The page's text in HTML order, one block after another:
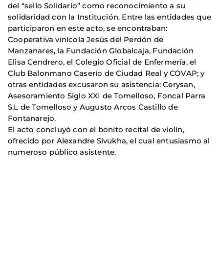
del “sello Solidario” como reconocimiento a su
solidaridad con la Institución. Entre las entidades que
participaron en este acto, se encontraban:
Cooperativa vinícola Jesús del Perdón de
Manzanares, la Fundación Globalcaja, Fundación
Elisa Cendrero, el Colegio Oficial de Enfermería, el
Club Balonmano Caserío de Ciudad Real y COVAP; y
otras entidades excusaron su asistencia: Cerysan,
Asesoramiento Siglo XXI de Tomelloso, Foncal Parra
S.L de Tomelloso y Augusto Arcos Castillo de
Fontanarejo.
El acto concluyó con el bonito recital de violín,
ofrecido por Alexandre Sivukha, el cual entusiasmo al
numeroso público asistente.